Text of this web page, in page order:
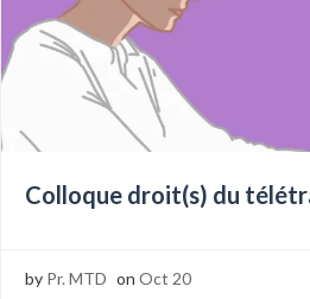
Colloque droit(s) du
by Pr. MTD on Oct 20